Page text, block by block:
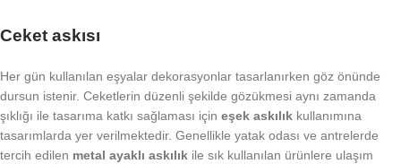
Ceket askısı
Her gün kullanılan eşyalar dekorasyonlar tasarlanırken göz önünde
dursun istenir. Ceketlerin düzenli şekilde gözükmesi aynı zamanda
şıklığı ile tasarıma katkı sağlaması için eşek askılık kullanımına
tasarımlarda yer verilmektedir. Genellikle yatak odası ve antrelerde
tercih edilen metal ayaklı askılık ile sık kullanılan ürünlere ulaşım